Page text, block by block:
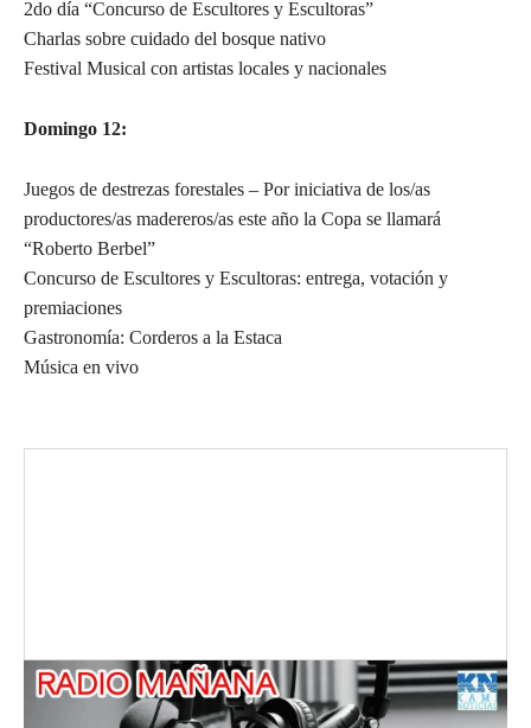
2do día “Concurso de Escultores y Escultoras”
Charlas sobre cuidado del bosque nativo
Festival Musical con artistas locales y nacionales
Domingo 12:
Juegos de destrezas forestales – Por iniciativa de los/as
productores/as madereros/as este año la Copa se llamará
“Roberto Berbel”
Concurso de Escultores y Escultoras: entrega, votación y
premiaciones
Gastronomía: Corderos a la Estaca
Música en vivo